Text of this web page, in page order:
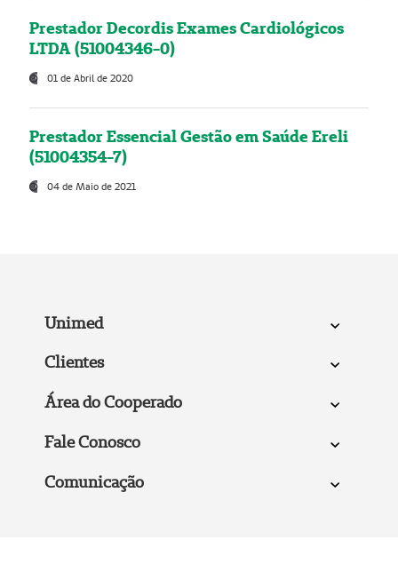
Prestador Decordis Exames Cardiológicos
LTDA (51004346-0)
01 de Abril de 2020
Prestador Essencial Gestão em Saúde Ereli
(51004354-7)
04 de Maio de 2021
Unimed
Clientes
Área do Cooperado
Fale Conosco
Comunicação